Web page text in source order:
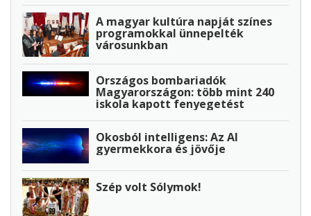
A magyar kultúra napját színes
programokkal ünnepelték
városunkban
Országos bombariadók
Magyarországon: több mint 240
iskola kapott fenyegetést
Okosból intelligens: Az AI
gyermekkora és jövője
Szép volt Sólymok!